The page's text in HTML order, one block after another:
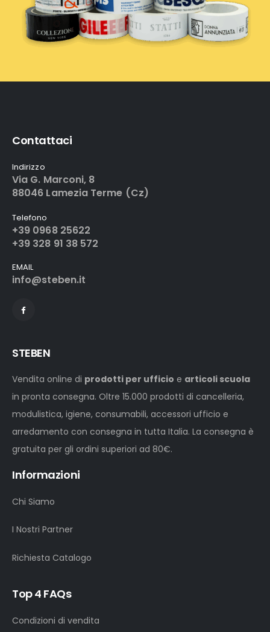
Contattaci
Indirizzo
Via G. Marconi, 8
88046 Lamezia Terme (Cz)
Telefono
+39 0968 25622
+39 328 91 38 572
EMAIL
info@steben.it
STEBEN
Vendita online di prodotti per ufficio e articoli scuola
in pronta consegna. Oltre 15.000 prodotti di cancelleria,
modulistica, igiene, consumabili, accessori ufficio e
arredamento con consegna in tutta Italia. La consegna è
gratuita per gli ordini superiori ad 80€.
Informazioni
Chi Siamo
I Nostri Partner
Richiesta Catalogo
Top 4 FAQs
Condizioni di vendita